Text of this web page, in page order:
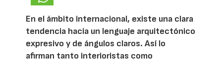
En el ámbito internacional, existe una clara
tendencia hacia un lenguaje arquitectónico
expresivo y de ángulos claros. Así lo
afirman tanto interioristas como